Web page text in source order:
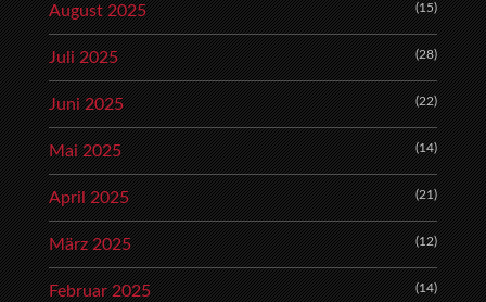
August 2025 (15)
Juli 2025 (28)
Juni 2025 (22)
Mai 2025 (14)
April 2025 (21)
März 2025 (12)
Februar 2025 (14)